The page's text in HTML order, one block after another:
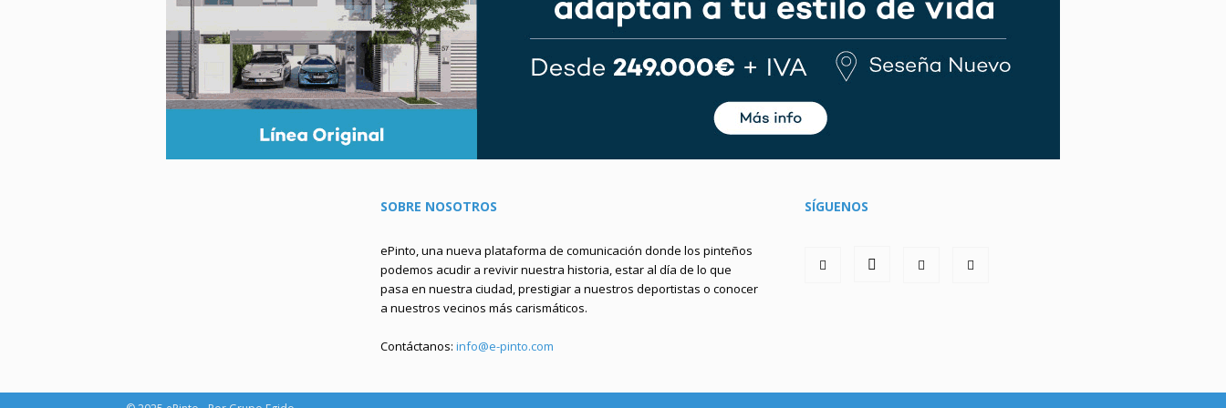
SOBRE NOSOTROS
ePinto, una nueva plataforma de comunicación donde los pinteños
podemos acudir a revivir nuestra historia, estar al día de lo que
pasa en nuestra ciudad, prestigiar a nuestros deportistas o conocer
a nuestros vecinos más carismáticos.
Contáctanos: info@e-pinto.com
SÍGUENOS